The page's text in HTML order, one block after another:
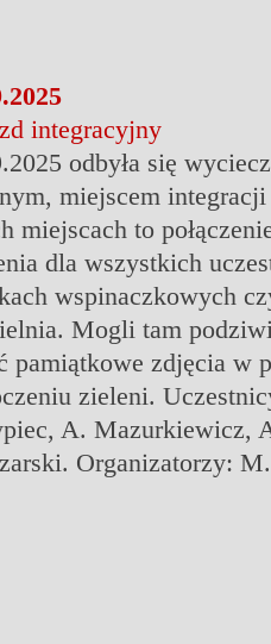
integracyjny
odbyła się
miejscem
miejscach to
dla wszystkich
wspinaczkowych
Mogli tam
pamiątkowe zdjęcia w
zieleni.
A. Mazurkiewicz,
Organizatorzy: